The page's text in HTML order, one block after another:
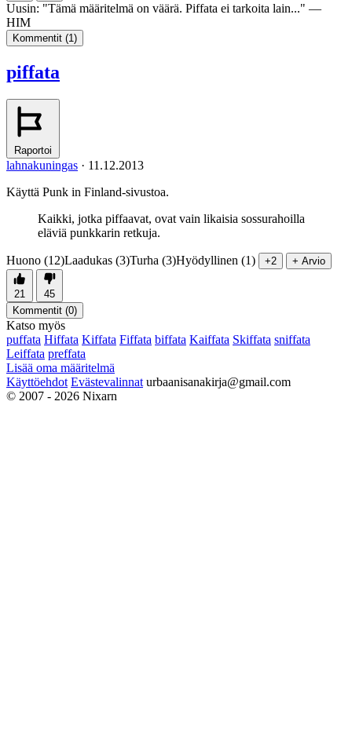
Uusin: "Tämä määritelmä on väärä. Piffata ei tarkoita lain..." —
HIM
Kommentit (1)
piffata
Raportoi
lahnakuningas · 11.12.2013
Käyttä Punk in Finland-sivustoa.
Kaikki, jotka piffaavat, ovat vain likaisia sossurahoilla
eläviä punkkarin retkuja.
Huono (12)Laadukas (3)Turha (3)Hyödyllinen (1) +2 + Arvio
21
45
Kommentit (0)
Katso myös
puffata Hiffata Kiffata Fiffata biffata Kaiffata Skiffata sniffata
Leiffata preffata
Lisää oma määritelmä
Käyttöehdot Evästevalinnat urbaanisanakirja@gmail.com
© 2007 - 2026 Nixarn